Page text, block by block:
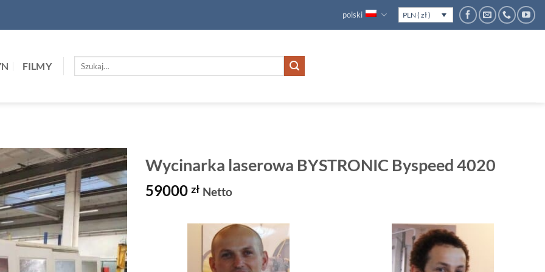
polski PLN ( zł )
FILMY Szukaj:
Wycinarka laserowa BYSTRONIC Byspeed 4020
59000 zł Netto